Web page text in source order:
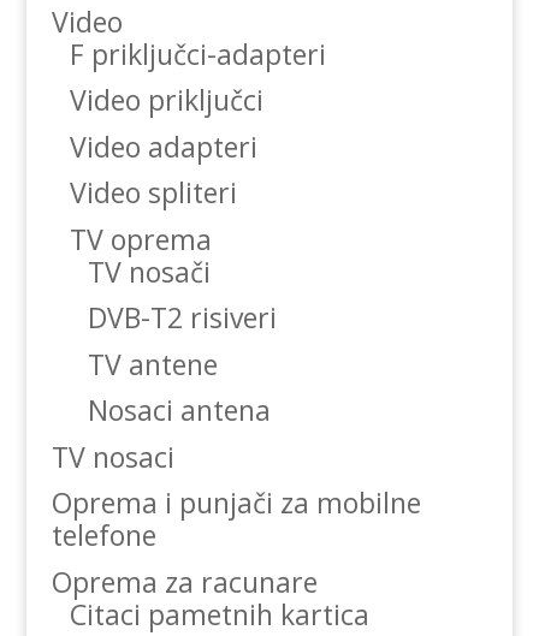
Video
F priključci-adapteri
Video priključci
Video adapteri
Video spliteri
TV oprema
TV nosači
DVB-T2 risiveri
TV antene
Nosaci antena
TV nosaci
Oprema i punjači za mobilne
telefone
Oprema za racunare
Citaci pametnih kartica